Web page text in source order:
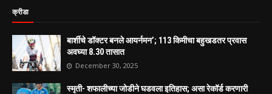
क्रीडा
बार्शीचे डॉक्टर बनले आयर्नमन’; 113 किमीचा बहुखडतर प्रवास
अवघ्या 8.30 तासात
December 30, 2025
स्मृती- शफालीच्या जोडीने घडवला इतिहास; असा रेकॉर्ड करणारी